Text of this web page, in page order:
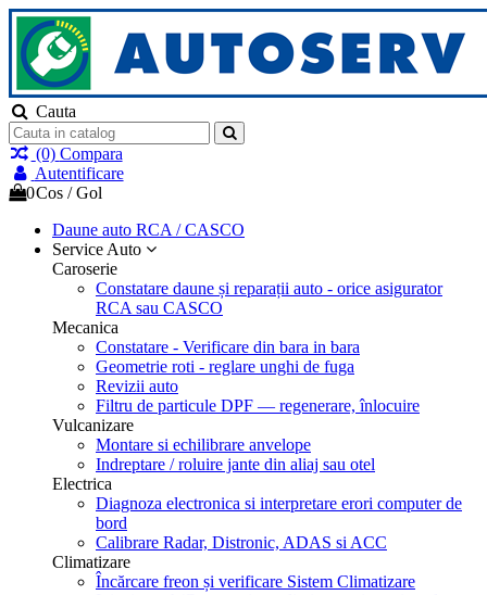
Cauta
(0) Compara
Autentificare
0Cos /Gol
Daune auto RCA / CASCO
Service Auto
Caroserie
Constatare daune și reparații auto - orice asigurator
RCA sau CASCO
Mecanica
Constatare - Verificare din bara in bara
Geometrie roti - reglare unghi de fuga
Revizii auto
Filtru de particule DPF — regenerare, înlocuire
Vulcanizare
Montare si echilibrare anvelope
Indreptare / roluire jante din aliaj sau otel
Electrica
Diagnoza electronica si interpretare erori computer de
bord
Calibrare Radar, Distronic, ADAS si ACC
Climatizare
Încărcare freon și verificare Sistem Climatizare